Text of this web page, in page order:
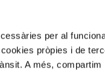
per al
pròpies i de
A més,